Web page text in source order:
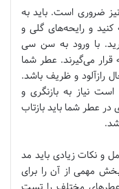
ضروری است. باید به
و رایحه‌های گلی و
با ورود به سن سی
قرار می‌گیرند. عطر شما
رازآلود و ظریف باشد.
نیاز به بازنگری و
عطر شما باید بازتاب
و نکات زیادی باید مد
مهمی از آن را برای